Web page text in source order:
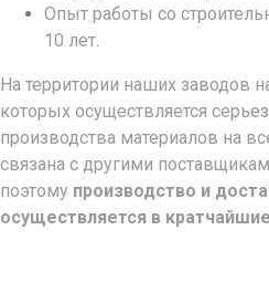
Опыт работы со
10 лет.
На территории наших заводов
которых осуществляется
производства материалов на
связана с другими
поэтому производство и
осуществляется в